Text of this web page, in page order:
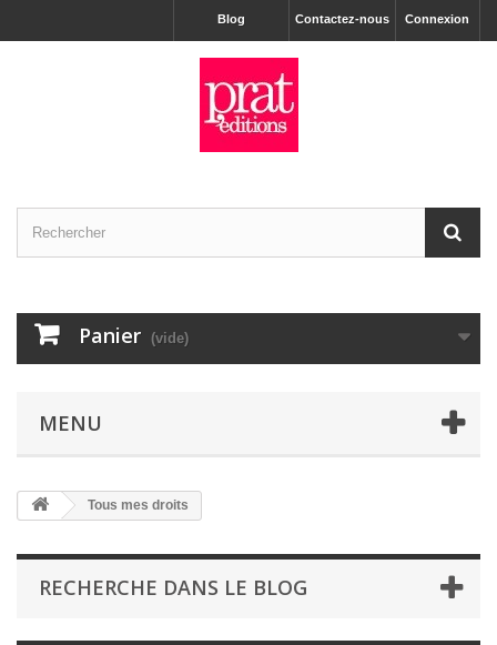
Connexion
Contactez-nous
Blog
Panier (vide)
MENU
Tous mes droits
RECHERCHE DANS LE BLOG